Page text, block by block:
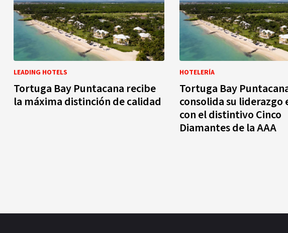
LEADING HOTELS
Tortuga Bay Puntacana recibe
la máxima distinción de calidad
HOTELERÍA
Tortuga Bay
consolida su liderazgo
con el distintivo Cinco
Diamantes de la AAA